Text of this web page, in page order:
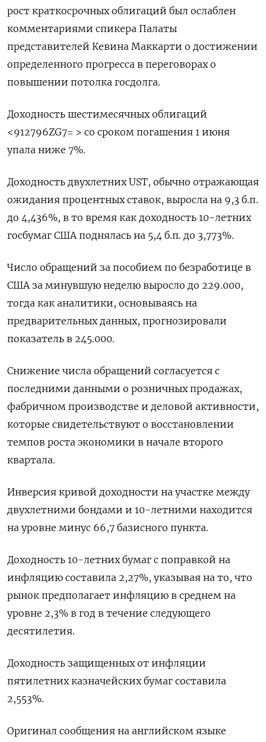
рост краткосрочных облигаций был ослаблен
комментариями спикера Палаты
представителей Кевина Маккарти о достижении
определенного прогресса в переговорах о
повышении потолка госдолга.
Доходность шестимесячных облигаций
<912796ZG7= > со сроком погашения 1 июня
упала ниже 7%.
Доходность двухлетних UST, обычно отражающая
ожидания процентных ставок, выросла на 9,3 б.п.
до 4,436%, в то время как доходность 10-летних
госбумаг США поднялась на 5,4 б.п. до 3,773%.
Число обращений за пособием по безработице в
США за минувшую неделю выросло до 229.000​​​​,
тогда как аналитики, основываясь на
предварительных данных, прогнозировали
показатель в 245​.000.
Снижение числа обращений согласуется с
последними данными о розничных продажах,
фабричном производстве и деловой активности,
которые свидетельствуют о восстановлении
темпов роста экономики в начале второго
квартала.
Инверсия кривой доходности на участке между
двухлетними бондами и 10-летними находится
на уровне минус 66,7 базисного пункта.
Доходность 10-летних бумаг с поправкой на
инфляцию составила 2,27%, указывая на то, что
рынок предполагает инфляцию в среднем на
уровне 2,3% в год в течение следующего
десятилетия.
Доходность защищенных от инфляции
пятилетних казначейских бумаг составила
2,553%.
Оригинал сообщения на английском языке